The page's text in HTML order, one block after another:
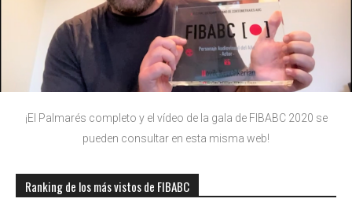
¡El Palmarés completo y el vídeo de la gala de FIBABC 2020 se
pueden consultar en esta misma web!
Ranking de los más vistos de FIBABC